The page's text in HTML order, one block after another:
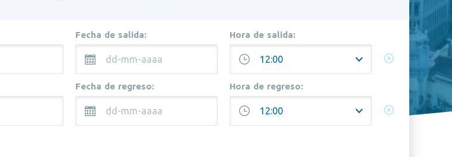
Fecha de salida: Hora de salida:
Fecha de regreso: Hora de regreso: